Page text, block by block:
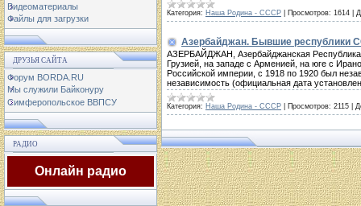
Видеоматериалы
Файлы для загрузки
ДРУЗЬЯ САЙТА
Форум BORDA.RU
Мы служили Байконуру
Симферопольское ВВПСУ
РАДИО
Онлайн радио
Категория: Наша Родина - СССР Просмотров: 1614
Азербайджан. Бывшие республики
АЗЕРБАЙДЖАН, Азербайджанская Республика,
Грузией, на западе с Арменией, на юге с
Российской империи, с 1918 по 1920 был
независимость (официальная дата
Категория: Наша Родина - СССР Просмотров: 2115